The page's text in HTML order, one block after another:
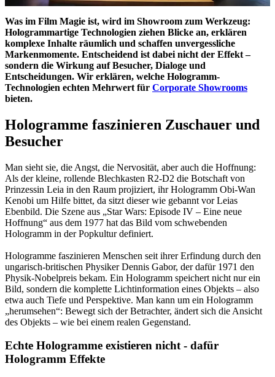
Was im Film Magie ist, wird im Showroom zum Werkzeug:
Hologrammartige Technologien ziehen Blicke an, erklären
komplexe Inhalte räumlich und schaffen unvergessliche
Markenmomente. Entscheidend ist dabei nicht der Effekt –
sondern die Wirkung auf Besucher, Dialoge und
Entscheidungen. Wir erklären, welche Hologramm-
Technologien echten Mehrwert für Corporate Showrooms
bieten.
Hologramme faszinieren Zuschauer und
Besucher
Man sieht sie, die Angst, die Nervosität, aber auch die Hoffnung:
Als der kleine, rollende Blechkasten R2-D2 die Botschaft von
Prinzessin Leia in den Raum projiziert, ihr Hologramm Obi-Wan
Kenobi um Hilfe bittet, da sitzt dieser wie gebannt vor Leias
Ebenbild. Die Szene aus „Star Wars: Episode IV – Eine neue
Hoffnung“ aus dem 1977 hat das Bild vom schwebenden
Hologramm in der Popkultur definiert.
Hologramme faszinieren Menschen seit ihrer Erfindung durch den
ungarisch-britischen Physiker Dennis Gabor, der dafür 1971 den
Physik-Nobelpreis bekam. Ein Hologramm speichert nicht nur ein
Bild, sondern die komplette Lichtinformation eines Objekts – also
etwa auch Tiefe und Perspektive. Man kann um ein Hologramm
„herumsehen“: Bewegt sich der Betrachter, ändert sich die Ansicht
des Objekts – wie bei einem realen Gegenstand.
Echte Hologramme existieren nicht - dafür
Hologramm Effekte